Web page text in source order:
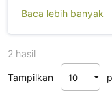
Baca lebih banyak
2 hasil
Tampilkan